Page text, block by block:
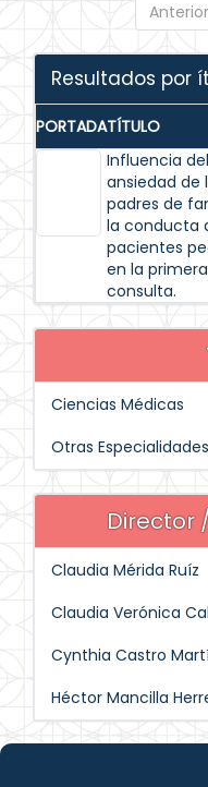
Anterior
Resultados por
PORTADATÍTULO
Influencia
ansiedad de
padres de
la conducta
pacientes
en la primera
consulta.
Ciencias Médicas
Otras
Director
Claudia Mérida Ruíz
Claudia Verónica
Cynthia Castro
Héctor Mancilla